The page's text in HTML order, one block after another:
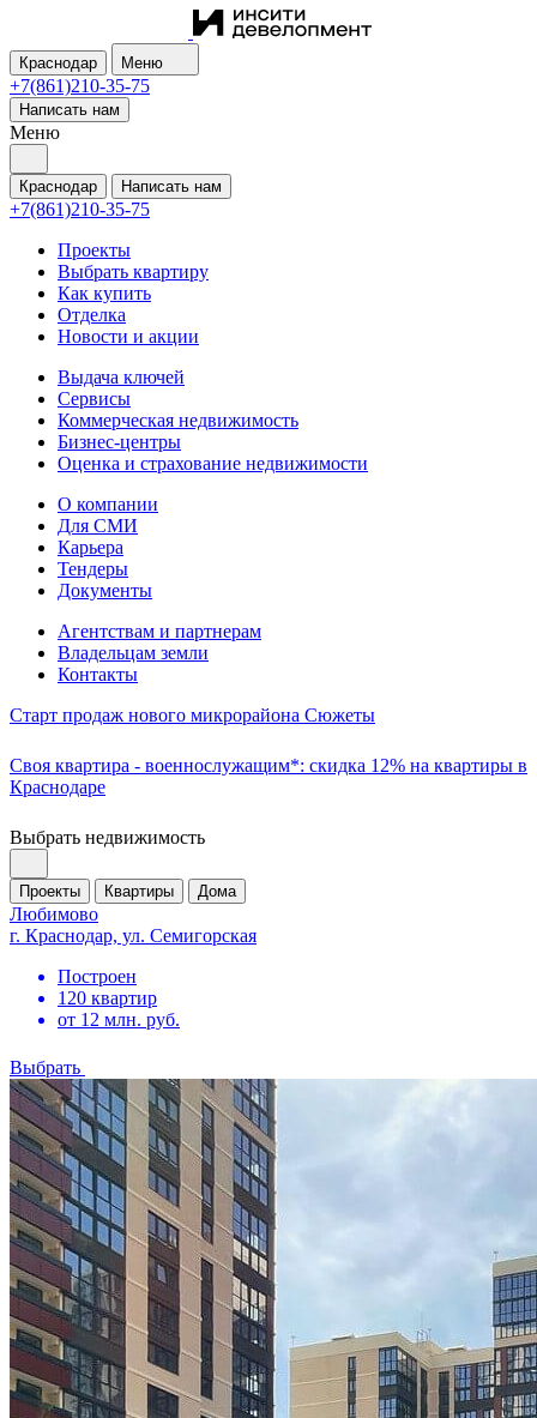
Краснодар Меню
+7(861)210-35-75
Написать нам
Меню
Краснодар Написать нам
+7(861)210-35-75
Проекты
Выбрать квартиру
Как купить
Отделка
Новости и акции
Выдача ключей
Сервисы
Коммерческая недвижимость
Бизнес-центры
Оценка и страхование недвижимости
О компании
Для СМИ
Карьера
Тендеры
Документы
Агентствам и партнерам
Владельцам земли
Контакты
Старт продаж нового микрорайона Сюжеты
Своя квартира - военнослужащим*: скидка 12% на квартиры в
Краснодаре
Выбрать недвижимость
Проекты Квартиры Дома
Любимово
г. Краснодар, ул. Семигорская
Построен
120 квартир
от 12 млн. руб.
Выбрать